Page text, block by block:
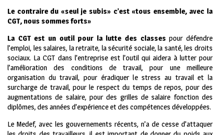
Le contraire du «seul je subis» c’est «tous ensemble, avec la
CGT, nous sommes forts»
La CGT est un outil pour la lutte des classes pour défendre
l’emploi, les salaires, la retraite, la sécurité sociale, la santé, les droits
sociaux. La CGT dans l’entreprise est l’outil qui aidera à lutter pour
l’amélioration des conditions de travail, pour une meilleure
organisation du travail, pour éradiquer le stress au travail et la
surcharge de travail, pour le respect du temps de repos, pour des
augmentations de salaire, pour des grilles de salaire fonction des
diplômes, des années d’expérience et des compétences développées.
Le Medef, avec les gouvernements récents, n’a de cesse d’attaquer